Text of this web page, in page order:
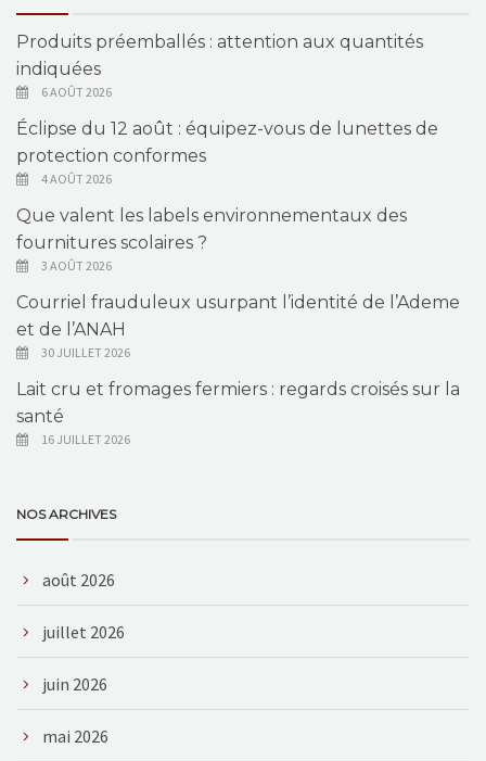
Produits préemballés : attention aux quantités
indiquées
6 AOÛT 2026
Éclipse du 12 août : équipez-vous de lunettes de
protection conformes
4 AOÛT 2026
Que valent les labels environnementaux des
fournitures scolaires ?
3 AOÛT 2026
Courriel frauduleux usurpant l’identité de l’Ademe
et de l’ANAH
30 JUILLET 2026
Lait cru et fromages fermiers : regards croisés sur la
santé
16 JUILLET 2026
NOS ARCHIVES
août 2026
juillet 2026
juin 2026
mai 2026